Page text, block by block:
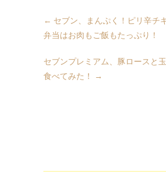
← セブン、まんぷく！ピリ辛チ
弁当はお肉もご飯もたっぷり！
セブンプレミアム、豚ロースと
食べてみた！
→